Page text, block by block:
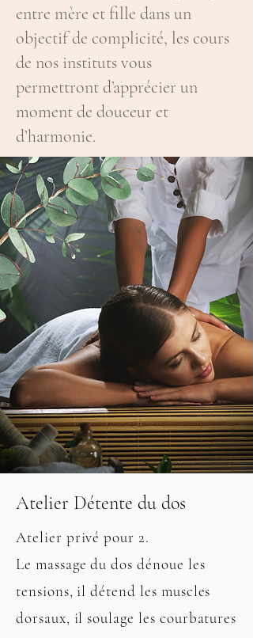
entre mère et fille dans un
objectif de complicité, les cours
de nos instituts vous
permettront d’apprécier un
moment de douceur et
d’harmonie.
Atelier Détente du dos
Atelier privé pour 2.
Le massage du dos dénoue les
tensions, il détend les muscles
dorsaux, il soulage les courbatures